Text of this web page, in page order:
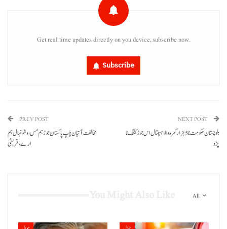
Get real time updates directly on you device, subscribe now.
Subscribe
PREV POST
مخالفت آتیان چَپ پاکستان جوڑ ہم مس، و شونہال ہم
ارے، قریشی
NEXT POST
بلوچستان حکومت نا 5 ہزار کمرہ والا ہسپتال اس جوڑ کننگ نا
پڑو
All